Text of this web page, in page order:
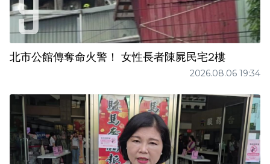
北市公館傳奪命火警！ 女性長者陳屍民宅2樓
2026.08.06 19:34